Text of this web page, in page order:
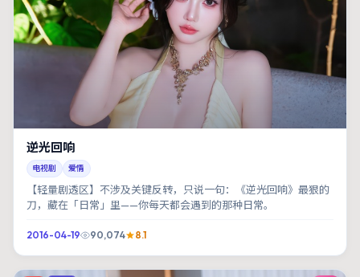
逆光回响
电视剧 爱情
【轻量剧透区】不涉及关键反转，只说一句：《逆光回响》最狠的
刀，藏在「日常」里——你每天都会遇到的那种日常。
2016-04-19 90,074 8.1